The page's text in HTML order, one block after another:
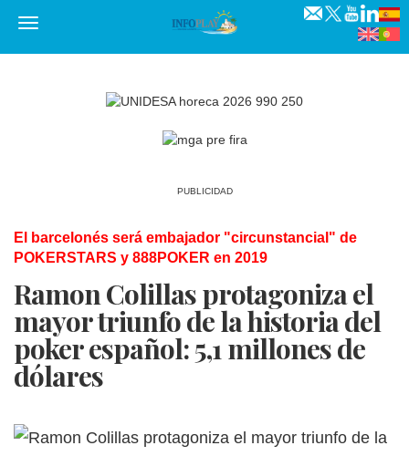
Menú
PUBLICIDAD
El barcelonés será embajador "circunstancial" de
POKERSTARS y 888POKER en 2019
Ramon Colillas protagoniza el
mayor triunfo de la historia del
poker español: 5,1 millones de
dólares